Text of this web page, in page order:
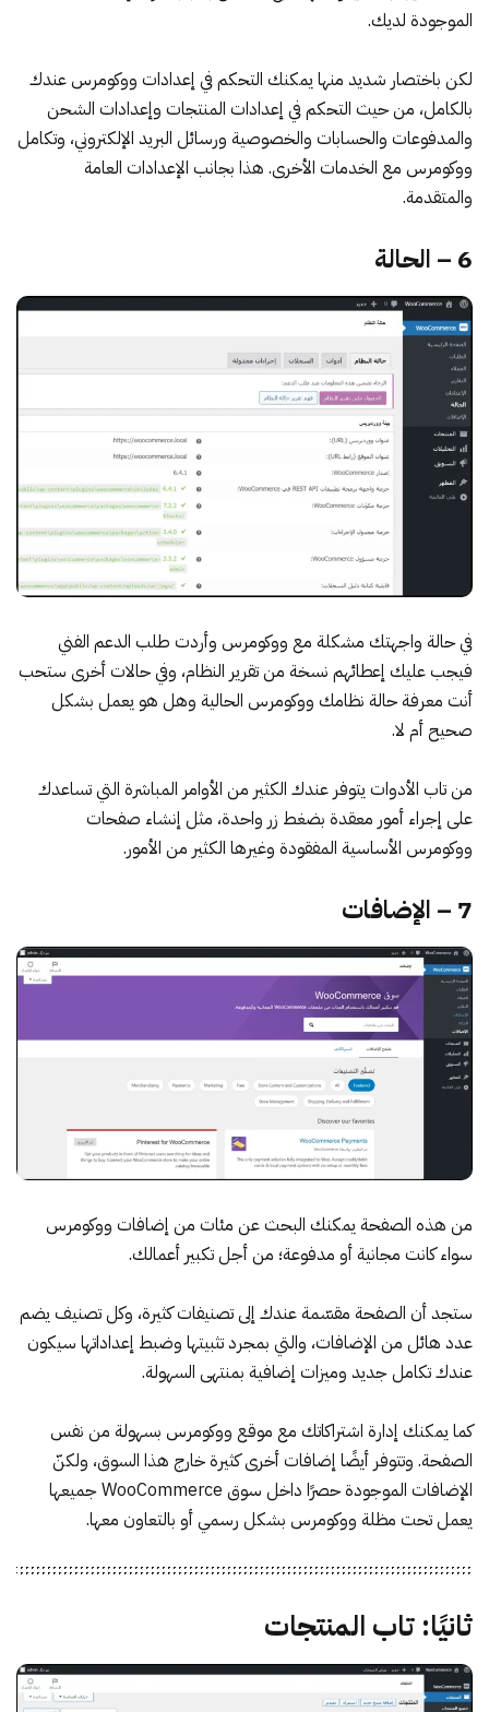
الموجودة لديك.
لكن باختصار شديد منها يمكنك التحكم في إعدادات ووكومرس عندك
بالكامل، من حيث التحكم في إعدادات المنتجات وإعدادات الشحن
والمدفوعات والحسابات والخصوصية ورسائل البريد الإلكتروني، وتكامل
ووكومرس مع الخدمات الأخرى. هذا بجانب الإعدادات العامة
والمتقدمة.
6 – الحالة
في حالة واجهتك مشكلة مع ووكومرس وأردت طلب الدعم الفني
فيجب عليك إعطائهم نسخة من تقرير النظام، وفي حالات أخرى ستحب
أنت معرفة حالة نظامك ووكومرس الحالية وهل هو يعمل بشكل
صحيح أم لا.
من تاب الأدوات يتوفر عندك الكثير من الأوامر المباشرة التي تساعدك
على إجراء أمور معقدة بضغط زر واحدة، مثل إنشاء صفحات
ووكومرس الأساسية المفقودة وغيرها الكثير من الأمور.
7 – الإضافات
من هذه الصفحة يمكنك البحث عن مئات من إضافات ووكومرس
سواء كانت مجانية أو مدفوعة؛ من أجل تكبير أعمالك.
ستجد أن الصفحة مقسّمة عندك إلى تصنيفات كثيرة، وكل تصنيف يضم
عدد هائل من الإضافات، والتي بمجرد تثبيتها وضبط إعداداتها سيكون
عندك تكامل جديد وميزات إضافية بمنتهى السهولة.
كما يمكنك إدارة اشتراكاتك مع موقع ووكومرس بسهولة من نفس
الصفحة. وتتوفر أيضًا إضافات أخرى كثيرة خارج هذا السوق، ولكنّ
الإضافات الموجودة حصرًا داخل سوق WooCommerce جميعها
يعمل تحت مظلة ووكومرس بشكل رسمي أو بالتعاون معها.
ثانيًا: تاب المنتجات